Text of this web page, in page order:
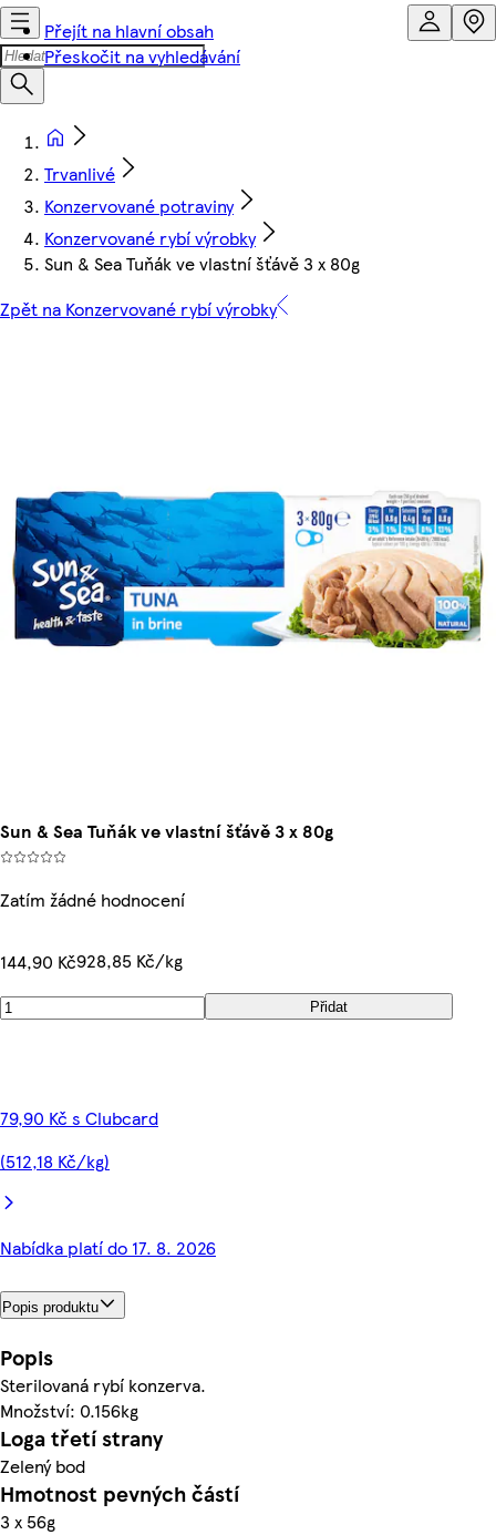
Přejít na hlavní obsah
Přeskočit na vyhledávání
Trvanlivé
Konzervované potraviny
Konzervované rybí výrobky
Sun & Sea Tuňák ve vlastní šťávě 3 x 80g
Zpět na Konzervované rybí výrobky
Sun & Sea Tuňák ve vlastní šťávě 3 x 80g
Zatím žádné hodnocení
144,90 Kč928,85 Kč/kg
Přidat
79,90 Kč s Clubcard
(512,18 Kč/kg)
Nabídka platí do 17. 8. 2026
Popis produktu
Popis
Sterilovaná rybí konzerva.
Množství: 0.156kg
Loga třetí strany
Zelený bod
Hmotnost pevných částí
3 x 56g